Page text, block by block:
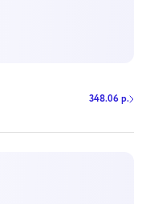
348.06 р.